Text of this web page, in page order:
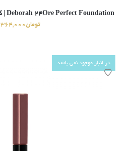
Deborah 24Ore Perfect Foundation | کرم پودر ۲۴اور پرفکت دبورا
تومان364,000
در انبار موجود نمی باشد